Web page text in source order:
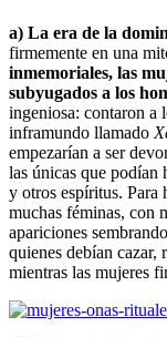
a) La era de la
firmemente en una
inmemoriales, las
subyugados a los
ingeniosa: contaron a
inframundo llamado
empezarían a ser
las únicas que podían
y otros espíritus. Para
muchas féminas, con
apariciones
quienes debían cazar,
mientras las mujeres